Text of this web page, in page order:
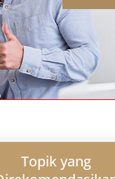
Topik yang